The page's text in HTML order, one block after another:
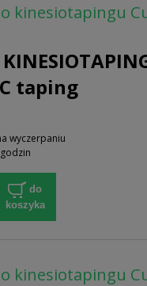
kinesiotapingu
taping
wyczerpaniu
do
koszyka
kinesiotapingu